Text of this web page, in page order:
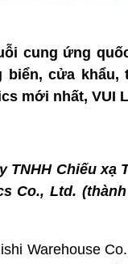
cung ứng
cửa khẩu,
mới nhất, VUI
Chiếu xạ
Co., Ltd.
Warehouse